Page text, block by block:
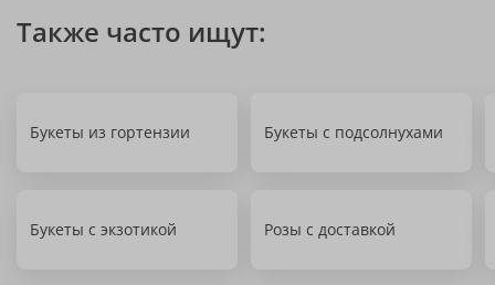
Также часто ищут:
Букеты из гортензии Букеты с подсолнухами
Букеты с экзотикой Розы с доставкой